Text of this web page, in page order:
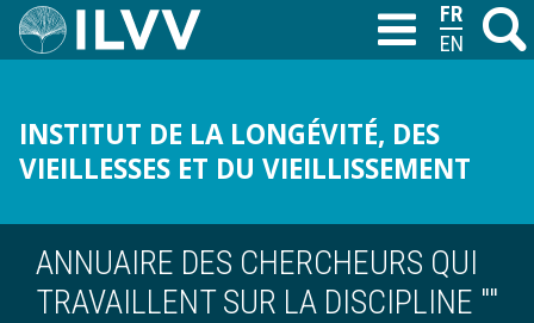
Aller
au
M
INSTITUT DE LA LONGÉVITÉ, DES
VIEILLESSES ET DU VIEILLISSEMENT
T
ANNUAIRE DES CHERCHEURS QUI
TRAVAILLENT SUR LA DISCIPLINE ""
FRANÇAIS
ENGLISH